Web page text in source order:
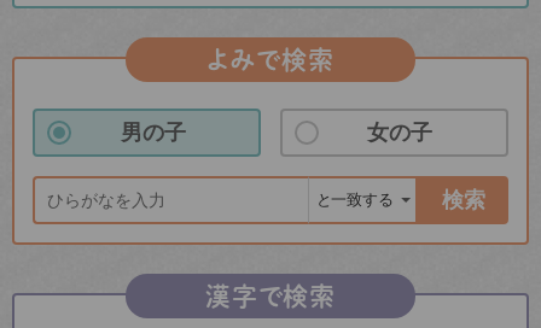
よみで検索
男の子 女の子
検索
漢字で検索